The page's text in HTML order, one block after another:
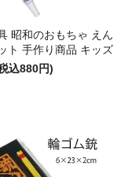
昭和のおもちゃ えん
ト 手作り商品 キッズ
込880円)